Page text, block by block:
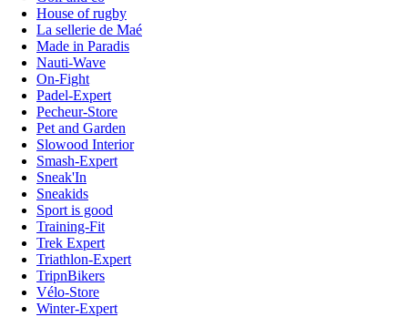
House of rugby
La sellerie de Maé
Made in Paradis
Nauti-Wave
On-Fight
Padel-Expert
Pecheur-Store
Pet and Garden
Slowood Interior
Smash-Expert
Sneak'In
Sneakids
Sport is good
Training-Fit
Trek Expert
Triathlon-Expert
TripnBikers
Vélo-Store
Winter-Expert